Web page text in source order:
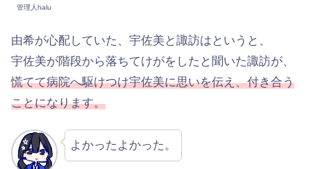
管理人halu
由希が心配していた、宇佐美と諏訪はというと、
宇佐美が階段から落ちてけがをしたと聞いた諏訪が、
慌てて病院へ駆けつけ宇佐美に思いを伝え、付き合う
ことになります。
よかったよかった。